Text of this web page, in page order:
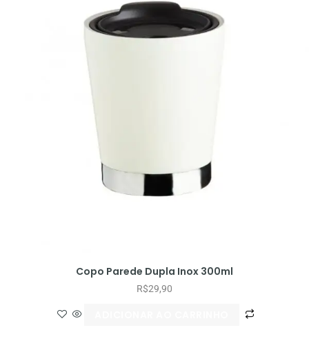
Copo Parede Dupla Inox 300ml
R$29,90